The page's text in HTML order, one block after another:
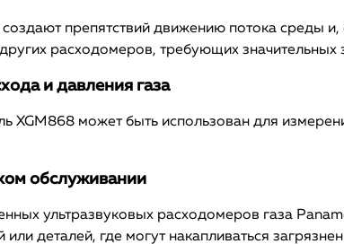
препятствий движению потока среды и,
расходомеров, требующих значительных
и давления газа
XGM868 может быть использован для
обслуживании
ультразвуковых расходомеров газа
деталей, где могут накапливаться